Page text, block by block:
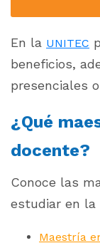
En la UNITEC
beneficios,
presenciales
¿Qué
docente?
Conoce las
estudiar en la
Maestría